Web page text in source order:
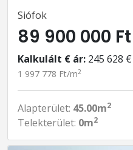
Siófok
89 900 000 Ft
Kalkulált € ár: 245 628 €
1 997 778 Ft/m2
Alapterület: 45.00m2
Telekterület: 0m2